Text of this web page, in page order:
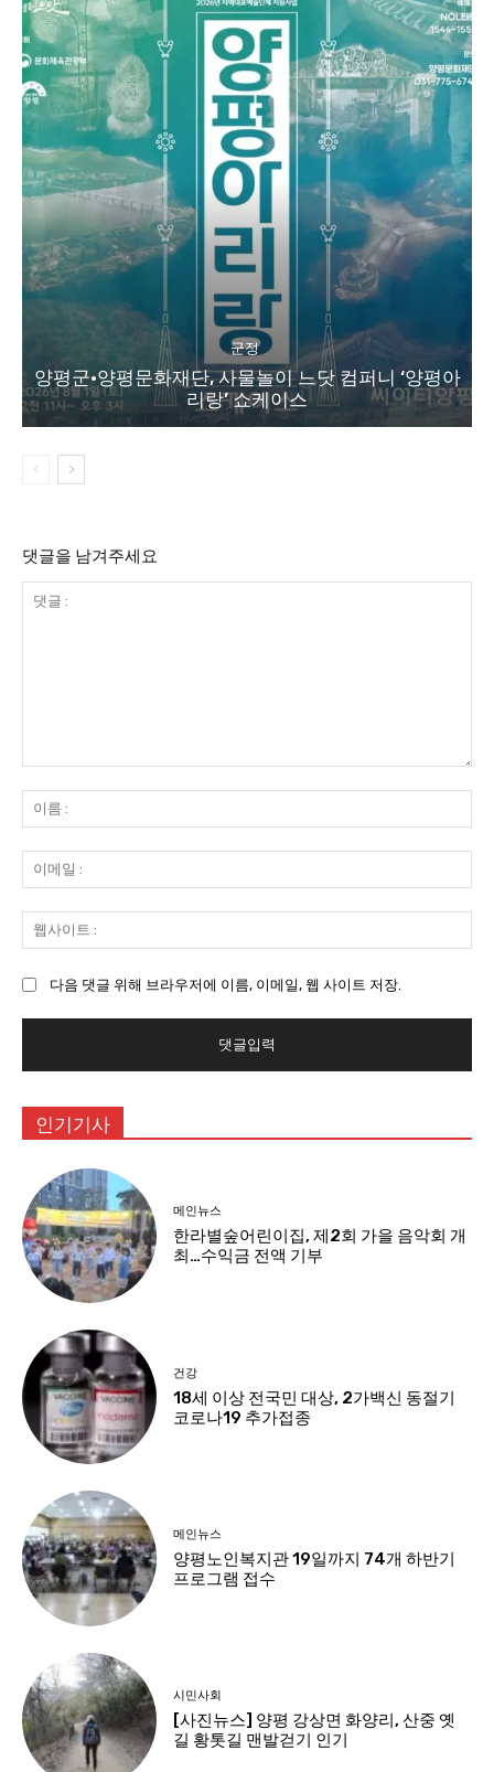
군정
양평군·양평문화재단, 사물놀이 느닷 컴퍼니 ‘양평아
리랑’ 쇼케이스
댓글을 남겨주세요
:
름
:
메
일
사
:
다음 댓글 위해 브라우저에 이름, 이메일, 웹 사이트 저장.
인기기사
메인뉴스
한라별숲어린이집, 제2회 가을 음악회 개
최…수익금 전액 기부
건강
18세 이상 전국민 대상, 2가백신 동절기
코로나19 추가접종
메인뉴스
양평노인복지관 19일까지 74개 하반기
프로그램 접수
시민사회
[사진뉴스] 양평 강상면 화양리, 산중 옛
길 황톳길 맨발걷기 인기